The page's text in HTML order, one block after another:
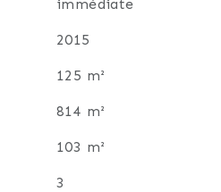
immédiate
2015
125 m²
814 m²
103 m²
3